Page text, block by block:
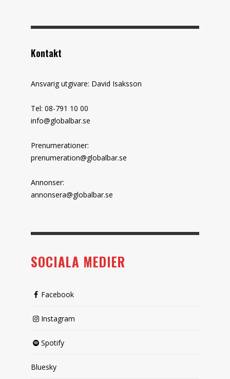
Kontakt
Ansvarig utgivare: David Isaksson
Tel: 08-791 10 00
info@globalbar.se
Prenumerationer:
prenumeration@globalbar.se
Annonser:
annonsera@globalbar.se
SOCIALA MEDIER
Facebook
Instagram
Spotify
Bluesky